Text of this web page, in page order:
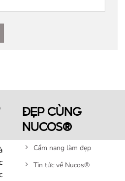
ĐẸP CÙNG
NUCOS®
Cẩm nang làm đẹp
Tin tức về Nucos®